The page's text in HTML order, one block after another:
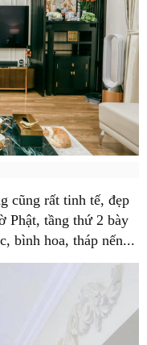
cũng rất tinh tế, đẹp
Phật, tầng thứ 2 bày
bình hoa, tháp nến...